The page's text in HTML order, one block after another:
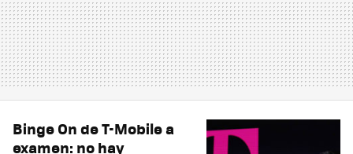
Binge On de T-Mobile a
examen: no hay